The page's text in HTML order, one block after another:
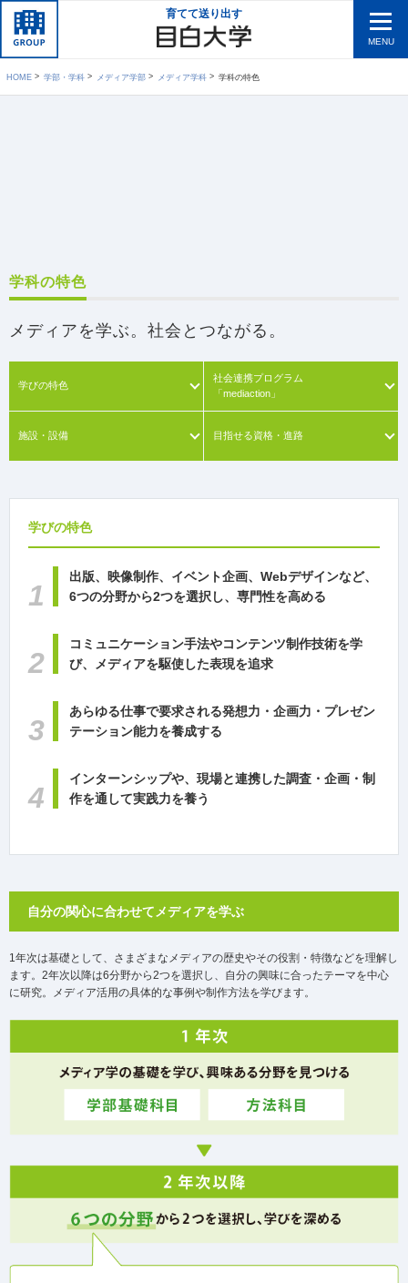
育てて送り出す
MENU
HOME 学部・学科 メディア学部 メディア学科 学科の特色
学科の特色
メディアを学ぶ。社会とつながる。
学びの特色
社会連携プログラム
「mediaction」
施設・設備 目指せる資格・進路
学びの特色
出版、映像制作、イベント企画、Webデザインなど、
6つの分野から2つを選択し、専門性を高める
コミュニケーション手法やコンテンツ制作技術を学
び、
メディアを駆使した表現を追求
あらゆる仕事で要求される発想力・企画力・プレゼン
テーション能力を養成する
インターンシップや、 現場と連携した調査・企画・制
作を通して実践力を養う
自分の関心に合わせてメディアを学ぶ
1年次は基礎として、さまざまなメディアの歴史やその役割・特徴などを理解し
ます。2年次以降は6分野から2つを選択し、自分の興味に合ったテーマを中心
に研究。メディア活用の具体的な事例や制作方法を学びます。